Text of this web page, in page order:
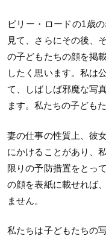
ビリー・ロードの1歳
見て、さらにその後、
の子どもたちの顔を掲
したく思います。私は
て、しばしば邪魔な写
ます。私たちの子ども
妻の仕事の性質上、彼
にかけることがあり、
限りの予防措置をとっ
の顔を表紙に載せれば
ません。
私たちは子どもたちの